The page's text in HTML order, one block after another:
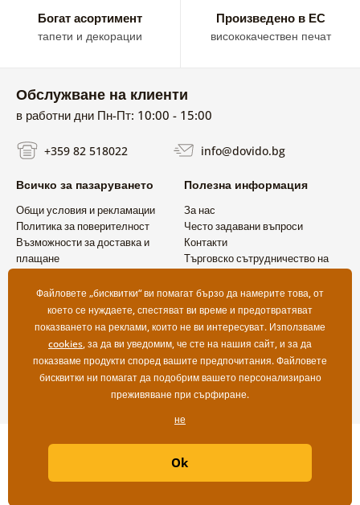
Богат асортимент
тапети и декорации
Произведено в ЕС
висококачествен печат
Обслужване на клиенти
в работни дни Пн-Пт: 10:00 - 15:00
+359 82 518022 info@dovido.bg
Всичко за пазаруването
Общи условия и рекламации
Политика за поверителност
Възможности за доставка и
плащане
Полезна информация
За нас
Често задавани въпроси
Контакти
Търговско сътрудничество на
Copyright ©2019 © Dovido.bg.
| Онлайн магазинът е създаден от
Файловете „бисквитки“ ви помагат бързо да намерите това, от
което се нуждаете, спестяват ви време и предотвратяват
показването на реклами, които не ви интересуват. Използваме
cookies, за да ви уведомим, че сте на нашия сайт, и за да
показваме продукти според вашите предпочитания. Файловете
бисквитки ни помагат да подобрим вашето персонализирано
преживяване при сърфиране.
не
Ok